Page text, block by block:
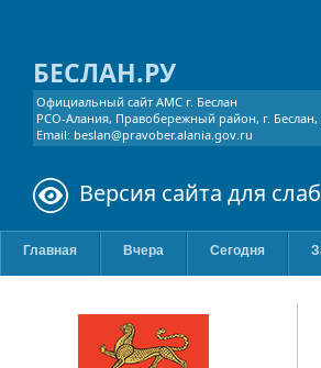
БЕСЛАН.РУ
Официальный сайт АМС г. Беслан
РСО-Алания, Правобережный район, г. Беслан,
Email: beslan@pravober.alania.gov.ru
Версия сайта для
Главная Вчера Сегодня